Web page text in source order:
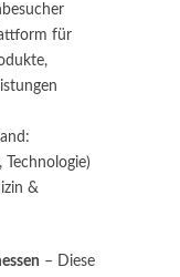
für
Technologie)
&
– Diese